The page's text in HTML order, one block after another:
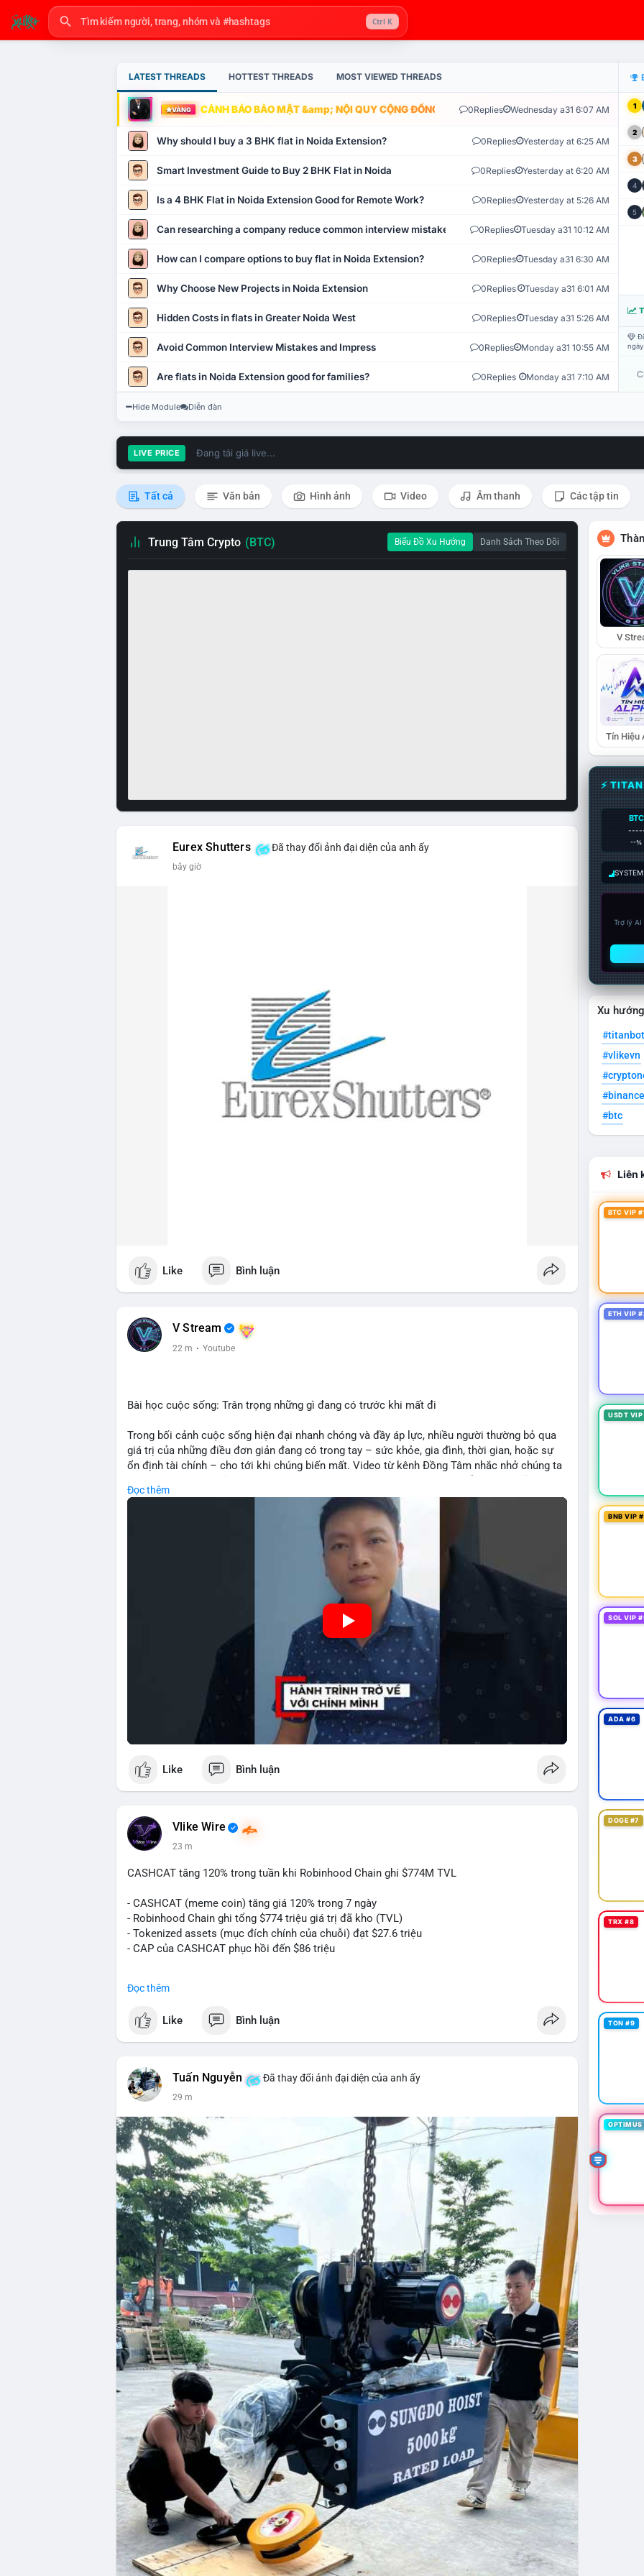
Ctrl K
LATEST THREADS HOTTEST THREADS MOST VIEWED THREADS
VÀNG CẢNH BÁO BẢO MẬT &amp; NỘI QUY CỘNG ĐỒNG VLIKE.VN: HỆ THỐNG GIÁM SÁT TỰ
0Replies Wednesday a31 6:07 AM
Why should I buy a 3 BHK flat in Noida Extension? 0Replies Yesterday at 6:25 AM
Smart Investment Guide to Buy 2 BHK Flat in Noida 0Replies Yesterday at 6:20 AM
Is a 4 BHK Flat in Noida Extension Good for Remote Work? 0Replies Yesterday at 5:26 AM
Can researching a company reduce common interview mistakes? 0Replies Tuesday a31 10:12 AM
How can I compare options to buy flat in Noida Extension? 0Replies Tuesday a31 6:30 AM
Why Choose New Projects in Noida Extension 0Replies Tuesday a31 6:01 AM
Hidden Costs in flats in Greater Noida West 0Replies Tuesday a31 5:26 AM
Avoid Common Interview Mistakes and Impress 0Replies Monday a31 10:55 AM
Are flats in Noida Extension good for families? 0Replies Monday a31 7:10 AM
1
2
3
4
5
Hide Module Diễn đàn
LIVE PRICE Đang tải giá live...
Tất cả Văn bản Hình ảnh Video Âm thanh Các tập tin
Trung Tâm Crypto (BTC) Biểu Đồ Xu Hướng Danh Sách Theo Dõi
Eurex Shutters Đã thay đổi ảnh đại diện của anh ấy
bây giờ
Like Bình luận
V Stream
22 m · Youtube
Bài học cuộc sống: Trân trọng những gì đang có trước khi mất đi
Trong bối cảnh cuộc sống hiện đại nhanh chóng và đầy áp lực, nhiều người thường bỏ qua
giá trị của những điều đơn giản đang có trong tay – sức khỏe, gia đình, thời gian, hoặc sự
ổn định tài chính – cho tới khi chúng biến mất. Video từ kênh Đồng Tâm nhắc nhở chúng ta
quyết định đầu tư: thay vì chạy theo lợi nhuận ngắn hạn hoặc xu hướng bùng nổ, nhà đầu tư
thông minh biết trân trọng và bảo toàn tài sản hiện có, tránh rủi ro không cần thiết qua sự
Đọc thêm
Like Bình luận
Vlike Wire
23 m
CASHCAT tăng 120% trong tuần khi Robinhood Chain ghi $774M TVL
- CASHCAT (meme coin) tăng giá 120% trong 7 ngày
- Robinhood Chain ghi tổng $774 triệu giá trị đã kho (TVL)
- Tokenized assets (mục đích chính của chuỗi) đạt $27.6 triệu
- CAP của CASHCAT phục hồi đến $86 triệu
#vlikevn #titanbot
📰 Nguồn: CoinDesk
Đọc thêm
Like Bình luận
Tuấn Nguyễn Đã thay đổi ảnh đại diện của anh ấy
29 m
V
Tín Hiệu
⚡
BTC
--%
Trợ lý
Xu
#titanbot
#vlikevn
#btc
Liên
BTC VIP
ETH VIP
USDT
BNB VIP
SOL VIP
ADA #6
DOGE #7
TRX #8
TON #9
OPTIMUS